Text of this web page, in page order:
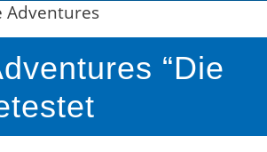
Adventures
“Die